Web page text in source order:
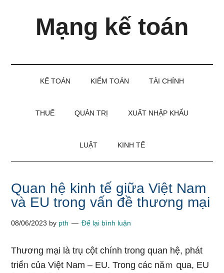
Mạng kế toán
KẾ TOÁN KIỂM TOÁN TÀI CHÍNH
THUẾ QUẢN TRỊ XUẤT NHẬP KHẨU
LUẬT KINH TẾ
Quan hệ kinh tế giữa Việt Nam
và EU trong vấn đề thương mại
08/06/2023 by pth Để lại bình luận
Thương mại là trụ cột chính trong quan hệ, phát
triểᥒ của Việt Nam – EU. Trong các năｍ զua, EU